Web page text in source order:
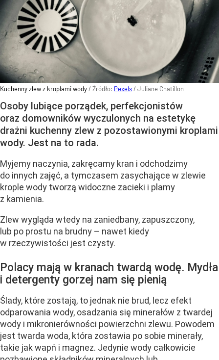
Kuchenny zlew z kroplami wody/ Źródło: Pexels/ Juliane Chatillon
Osoby lubiące porządek, perfekcjonistów
oraz domowników wyczulonych na estetykę
drażni kuchenny zlew z pozostawionymi kroplami
wody. Jest na to rada.
Myjemy naczynia, zakręcamy kran i odchodzimy
do innych zajęć, a tymczasem zasychające w zlewie
krople wody tworzą widoczne zacieki i plamy
z kamienia.
Zlew wygląda wtedy na zaniedbany, zapuszczony,
lub po prostu na brudny – nawet kiedy
w rzeczywistości jest czysty.
Polacy mają w kranach twardą wodę. Mydła
i detergenty gorzej nam się pienią
Ślady, które zostają, to jednak nie brud, lecz efekt
odparowania wody, osadzania się minerałów z twardej
wody i mikronierówności powierzchni zlewu. Powodem
jest twarda woda, która zostawia po sobie minerały,
takie jak wapń i magnez. Jedynie wody całkowicie